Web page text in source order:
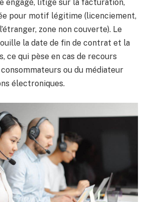
engagé, litige sur la facturation,
pour motif légitime (licenciement,
zone non couverte). Le
la date de fin de contrat et la
ce qui pèse en cas de recours
ou du médiateur
électroniques.